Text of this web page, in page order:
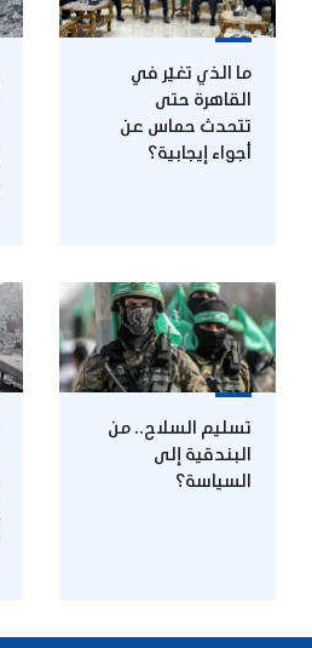
ما الذي تغيّر في
القاهرة حتى
تتحدث حماس عن
أجواء إيجابية؟
تسليم السلاح.. من
البندقية إلى
السياسة؟